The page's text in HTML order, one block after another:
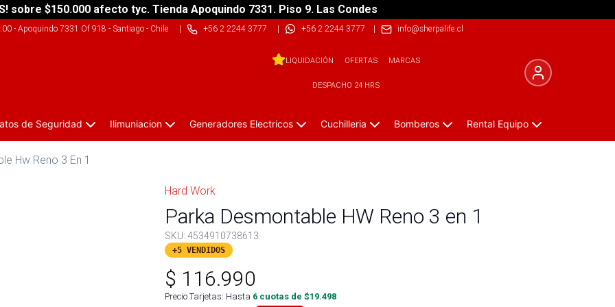
sobre $150.000 afecto tyc. Tienda Apoquindo 7331. Piso 9. Las Condes
- Apoquindo 7331 Of 918 - Santiago - Chile| +56 2 2244 3777 | +56 2 2244 3777 | info@sherpalife.cl
LIQUIDACIÓN OFERTAS MARCAS
DESPACHO 24 HRS
de Seguridad Ilimuniacion Generadores Electricos Cuchilleria Bomberos Rental Equipo
Hw Reno 3 En 1
Hard Work
Parka Desmontable HW Reno 3 en 1
SKU: 4534910738613
+5 VENDIDOS
$ 116.990
Precio Tarjetas: Hasta 6 cuotas de $19.498